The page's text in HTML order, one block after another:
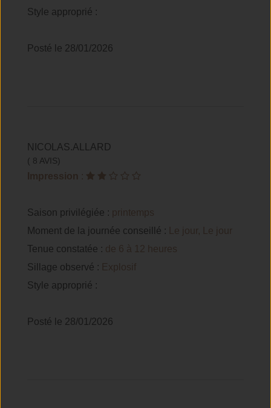
Style approprié :
Posté le 28/01/2026
NICOLAS.ALLARD
( 8 AVIS)
Impression :
Saison privilégiée : printemps
Moment de la journée conseillé :
Le jour, Le jour
Tenue constatée : de 6 à 12 heures
Sillage observé : Explosif
Style approprié :
Posté le 28/01/2026